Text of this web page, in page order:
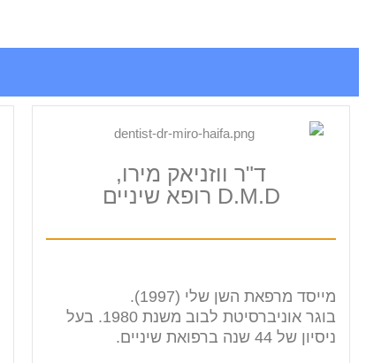
ד"ר ווזניאק מירו,
D.M.D רופא שיניים
מייסד מרפאת השן שלי (1997).
בוגר אוניברסיטת לבוב משנת 1980. בעל
ניסיון של 44 שנה ברפואת שיניים.